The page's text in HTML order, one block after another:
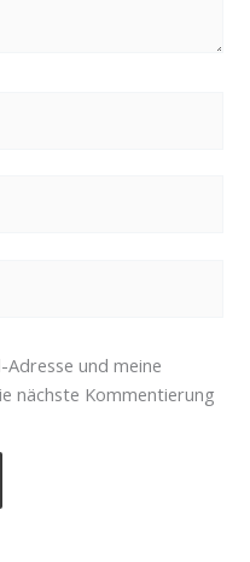
Adresse und meine
nächste Kommentierung